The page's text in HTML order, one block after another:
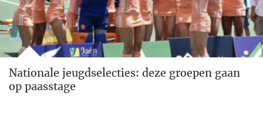
Nationale jeugdselecties: deze groepen gaan
op paasstage